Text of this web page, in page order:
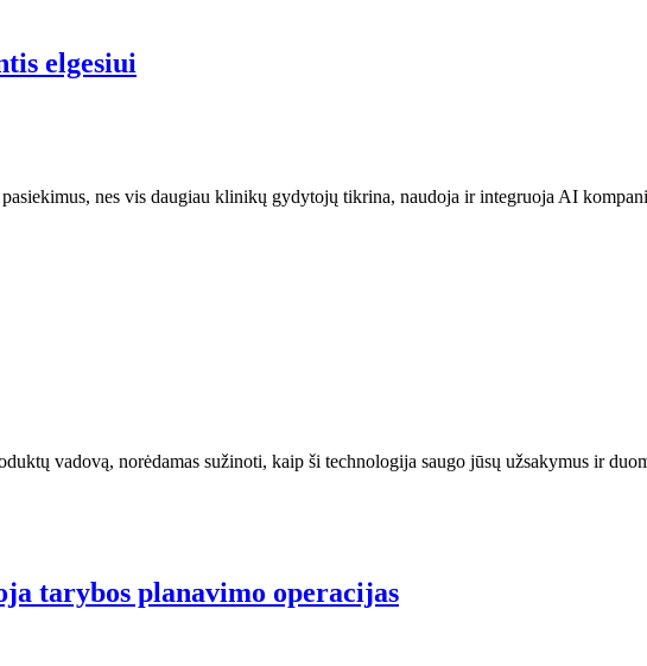
elgesiui
pasiekimus, nes vis daugiau klinikų gydytojų tikrina, naudoja ir integruoja AI
vadovą, norėdamas sužinoti, kaip ši technologija saugo jūsų užsakymus ir
tarybos planavimo operacijas